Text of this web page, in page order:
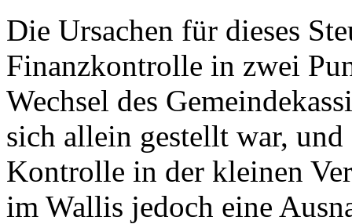
Die Ursachen für dieses
Finanzkontrolle in zwei
Wechsel des
sich allein gestellt war,
Kontrolle in der kleinen
im Wallis jedoch eine